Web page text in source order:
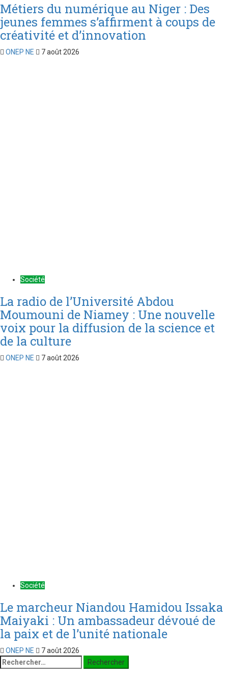
Métiers du numérique au Niger : Des
jeunes femmes s’affirment à coups de
créativité et d’innovation
ONEP NE 7 août 2026
Société
La radio de l’Université Abdou
Moumouni de Niamey : Une nouvelle
voix pour la diffusion de la science et
de la culture
ONEP NE 7 août 2026
Société
Le marcheur Niandou Hamidou Issaka
Maiyaki : Un ambassadeur dévoué de
la paix et de l’unité nationale
ONEP NE 7 août 2026